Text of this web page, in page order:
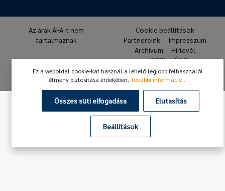
© 2026 Hafner Pneumatika
Az árak ÁFA-t nem
tartalmaznak
Cookie beállítások
Partnereink
Impresszum
Archívum
Hírlevél
GDPR
ÁSZF
Ez a weboldal cookie-kat használ a lehető legjobb felhasználói
élmény biztosítása érdekében. További információ...
Összes süti elfogadása Elutasítás
Beállítások